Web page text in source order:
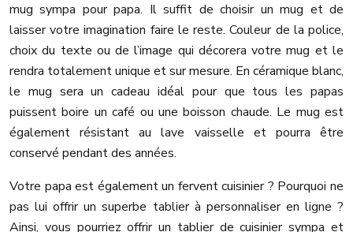
mug sympa pour papa. Il suffit de choisir un mug et de
laisser votre imagination faire le reste. Couleur de la police,
choix du texte ou de l’image qui décorera votre mug et le
rendra totalement unique et sur mesure. En céramique blanc,
le mug sera un cadeau idéal pour que tous les papas
puissent boire un café ou une boisson chaude. Le mug est
également résistant au lave vaisselle et pourra être
conservé pendant des années.
Votre papa est également un fervent cuisinier ? Pourquoi ne
pas lui offrir un superbe tablier à personnaliser en ligne ?
Ainsi, vous pourriez offrir un tablier de cuisinier sympa et